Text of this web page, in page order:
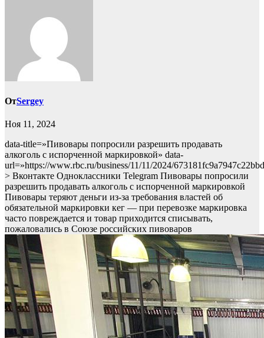
ОтSergey
Ноя 11, 2024
data-title=»Пивовары попросили разрешить продавать
алкоголь с испорченной маркировкой» data-
url=»https://www.rbc.ru/business/11/11/2024/
> Вконтакте Одноклассники Telegram Пивовары попросили
разрешить продавать алкоголь с испорченной маркировкой
Пивовары теряют деньги из-за требования властей об
обязательной маркировки кег — при перевозке маркировка
часто повреждается и товар приходится списывать,
пожаловались в Союзе российских пивоваров